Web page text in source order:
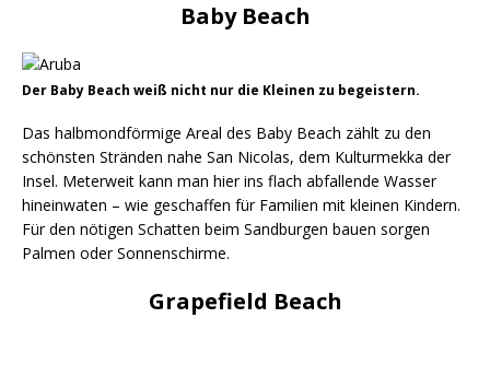
Baby Beach
Der Baby Beach weiß nicht nur die Kleinen zu begeistern.
Das halbmondförmige Areal des Baby Beach zählt zu den
schönsten Stränden nahe San Nicolas, dem Kulturmekka der
Insel. Meterweit kann man hier ins flach abfallende Wasser
hineinwaten – wie geschaffen für Familien mit kleinen Kindern.
Für den nötigen Schatten beim Sandburgen bauen sorgen
Palmen oder Sonnenschirme.
Grapefield Beach